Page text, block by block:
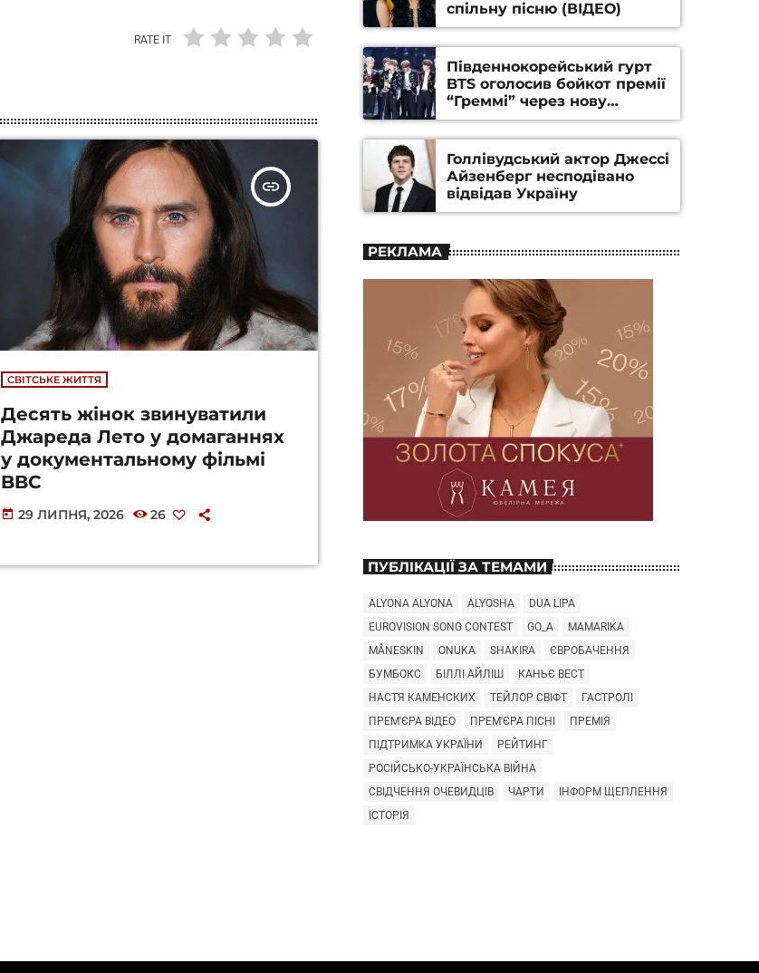
RATE IT
insert_link
СВІТСЬКЕ ЖИТТЯ
Десять жінок звинуватили
Джареда Лето у домаганнях
у документальному фільмі
BBC
today 29 ЛИПНЯ, 2026 26
спільну пісню (ВІДЕО)
Південнокорейський гурт
BTS оголосив бойкот премії
“Греммі” через нову
номінацію
Голлівудський актор Джессі
Айзенберг несподівано
відвідав Україну
РЕКЛАМА
ПУБЛІКАЦІЇ ЗА ТЕМАМИ
ALYONA ALYONA ALYOSHA
DUA LIPA
EUROVISION SONG CONTEST
GO_A
MAMARIKA
MÅNESKIN
ONUKA SHAKIRA
ЄВРОБАЧЕННЯ
БУМБОКС
БІЛЛІ АЙЛІШ
КАНЬЄ ВЕСТ
НАСТЯ КАМЕНСКИХ
ТЕЙЛОР СВІФТ
ГАСТРОЛІ
ПРЕМ'ЄРА ВІДЕО
ПРЕМ'ЄРА ПІСНІ
ПРЕМІЯ
ПІДТРИМКА УКРАЇНИ
РЕЙТИНГ
РОСІЙСЬКО-УКРАЇНСЬКА ВІЙНА
СВІДЧЕННЯ ОЧЕВИДЦІВ
ЧАРТИ
ІНФОРМ ЩЕПЛЕННЯ
ІСТОРІЯ